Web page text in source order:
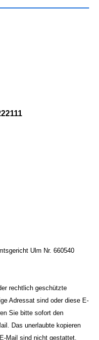
Ulm Nr. 660540
rechtlich geschützte
Adressat sind oder diese E-
Sie bitte sofort den
Das unerlaubte kopieren
Mail sind nicht gestattet.